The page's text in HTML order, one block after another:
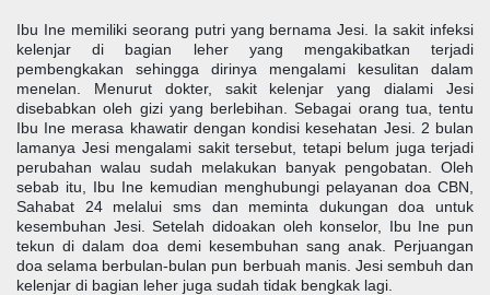
Ibu Ine memiliki seorang putri yang bernama Jesi. Ia sakit infeksi
kelenjar di bagian leher yang mengakibatkan terjadi
pembengkakan sehingga dirinya mengalami kesulitan dalam
menelan. Menurut dokter, sakit kelenjar yang dialami Jesi
disebabkan oleh gizi yang berlebihan. Sebagai orang tua, tentu
Ibu Ine merasa khawatir dengan kondisi kesehatan Jesi. 2 bulan
lamanya Jesi mengalami sakit tersebut, tetapi belum juga terjadi
perubahan walau sudah melakukan banyak pengobatan. Oleh
sebab itu, Ibu Ine kemudian menghubungi pelayanan doa CBN,
Sahabat 24 melalui sms dan meminta dukungan doa untuk
kesembuhan Jesi. Setelah didoakan oleh konselor, Ibu Ine pun
tekun di dalam doa demi kesembuhan sang anak. Perjuangan
doa selama berbulan-bulan pun berbuah manis. Jesi sembuh dan
kelenjar di bagian leher juga sudah tidak bengkak lagi.